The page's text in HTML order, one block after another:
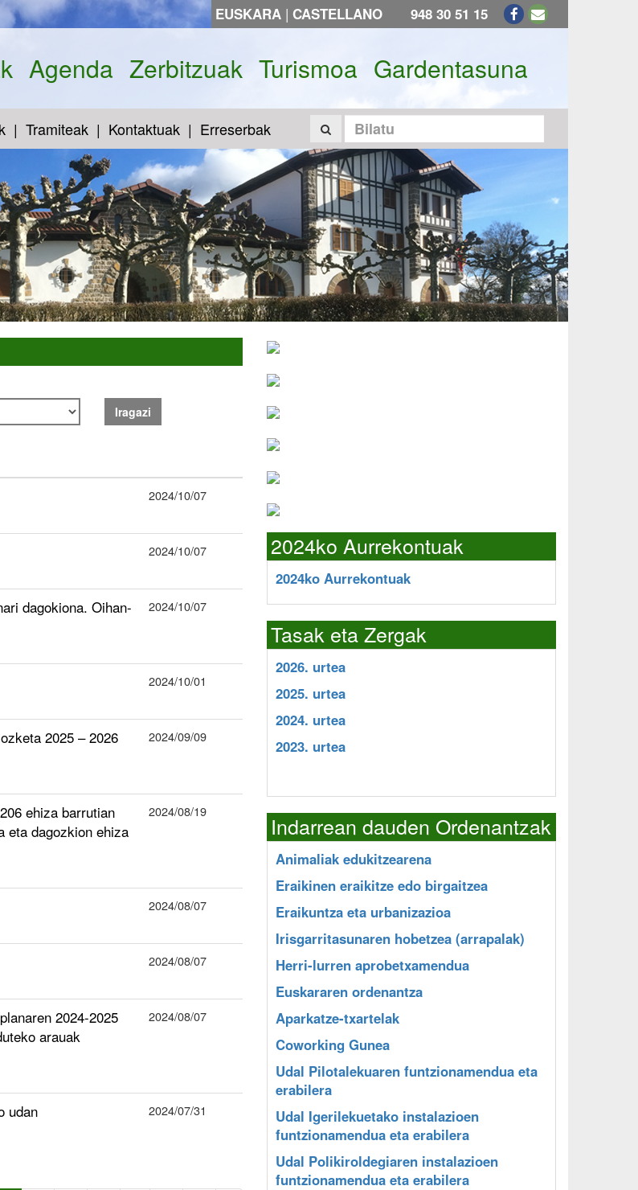
EUSKARA | CASTELLANO 948 30 51 15
Agenda Zerbitzuak Turismoa Gardentasuna
Tramiteak Kontaktuak Erreserbak
Iragazi
2024/10/07
2024/10/07
dagokiona. Oihan-
2024/10/07
2024/10/01
2025 – 2026
2024/09/09
ehiza barrutian
eta dagozkion ehiza
2024/08/19
2024/08/07
2024/08/07
2024-2025
arauak
2024/08/07
udan 2024/07/31
2024ko Aurrekontuak
2024ko Aurrekontuak
Tasak eta Zergak
2026. urtea
2025. urtea
2024. urtea
2023. urtea
Indarrean dauden Ordenantzak
Animaliak edukitzearena
Eraikinen eraikitze edo birgaitzea
Eraikuntza eta urbanizazioa
Irisgarritasunaren hobetzea (arrapalak)
Herri-lurren aprobetxamendua
Euskararen ordenantza
Aparkatze-txartelak
Coworking Gunea
Udal Pilotalekuaren funtzionamendua eta
erabilera
Udal Igerilekuetako instalazioen
funtzionamendua eta erabilera
Udal Polikiroldegiaren instalazioen
funtzionamendua eta erabilera